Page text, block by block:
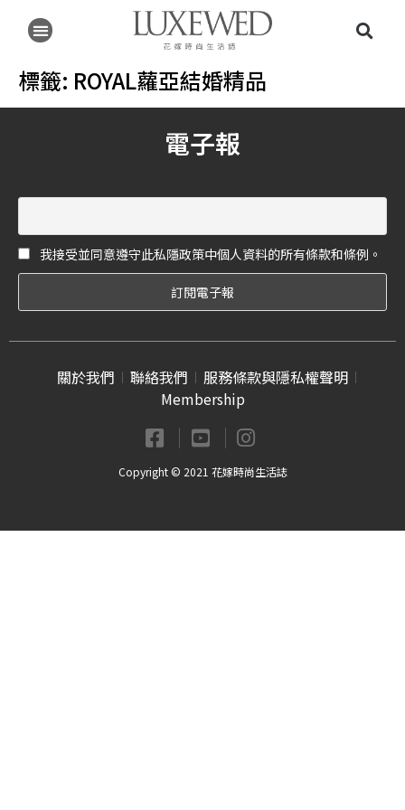
標籤: ROYAL蘿亞結婚精品
電子報
我接受並同意遵守此私隱政策中個人資料的所有條款和條例。
關於我們 聯絡我們
服務條款與隱私權聲明
Membership
Copyright © 2021 花嫁時尚生活誌